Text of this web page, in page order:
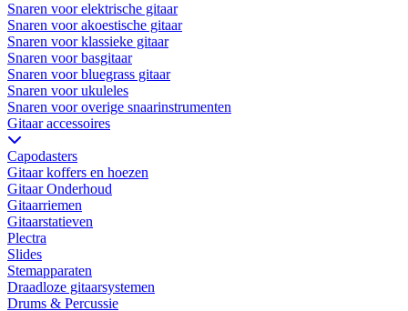
Snaren voor elektrische gitaar
Snaren voor akoestische gitaar
Snaren voor klassieke gitaar
Snaren voor basgitaar
Snaren voor bluegrass gitaar
Snaren voor ukuleles
Snaren voor overige snaarinstrumenten
Gitaar accessoires
Capodasters
Gitaar koffers en hoezen
Gitaar Onderhoud
Gitaarriemen
Gitaarstatieven
Plectra
Slides
Stemapparaten
Draadloze gitaarsystemen
Drums & Percussie